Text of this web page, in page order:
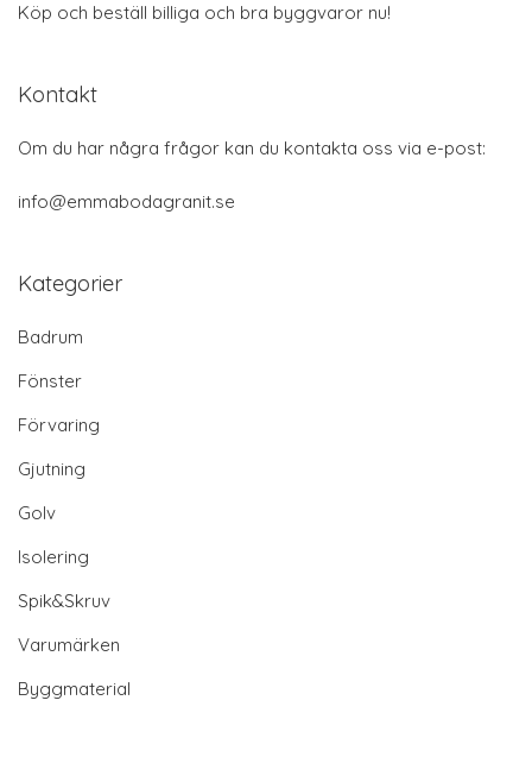
Köp och beställ billiga och bra byggvaror nu!
Kontakt
Om du har några frågor kan du kontakta oss via e-post:
info@emmabodagranit.se
Kategorier
Badrum
Fönster
Förvaring
Gjutning
Golv
Isolering
Spik&Skruv
Varumärken
Byggmaterial